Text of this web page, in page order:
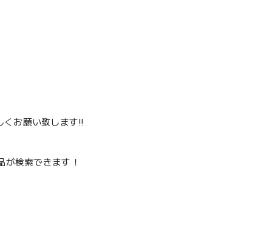
お願い致します‼️
検索できます！